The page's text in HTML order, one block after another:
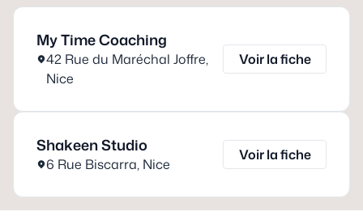
My Time Coaching
42 Rue du Maréchal Joffre,
Nice
Voir la fiche
Shakeen Studio
6 Rue Biscarra, Nice
Voir la fiche